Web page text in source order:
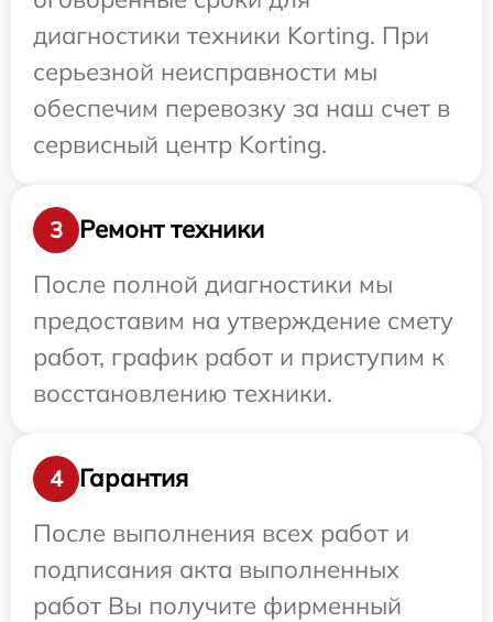
диагностики техники Korting. При
серьезной неисправности мы
обеспечим перевозку за наш счет в
сервисный центр Korting.
3
Ремонт техники
После полной диагностики мы
предоставим на утверждение смету
работ, график работ и приступим к
восстановлению техники.
4
Гарантия
После выполнения всех работ и
подписания акта выполненных
работ Вы получите фирменный